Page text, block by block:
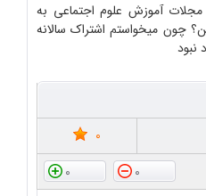
آموزش علوم اجتماعی به
میخواستم اشتراک سالانه
نبود
0
0
0